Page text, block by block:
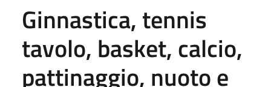
Ginnastica, tennis
tavolo, basket, calcio,
pattinaggio, nuoto e